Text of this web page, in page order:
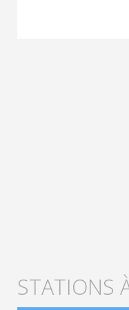
STATIONS